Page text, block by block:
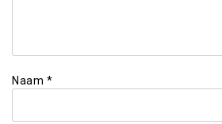
Naam *